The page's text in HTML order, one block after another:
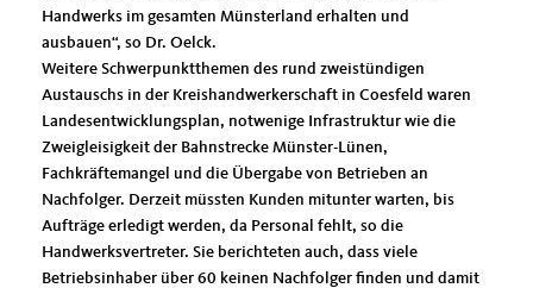
Handwerks im gesamten Münsterland erhalten und
ausbauen“, so Dr. Oelck.
Weitere Schwerpunktthemen des rund zweistündigen
Austauschs in der Kreishandwerkerschaft in Coesfeld waren
Landesentwicklungsplan, notwenige Infrastruktur wie die
Zweigleisigkeit der Bahnstrecke Münster-Lünen,
Fachkräftemangel und die Übergabe von Betrieben an
Nachfolger. Derzeit müssten Kunden mitunter warten, bis
Aufträge erledigt werden, da Personal fehlt, so die
Handwerksvertreter. Sie berichteten auch, dass viele
Betriebsinhaber über 60 keinen Nachfolger finden und damit